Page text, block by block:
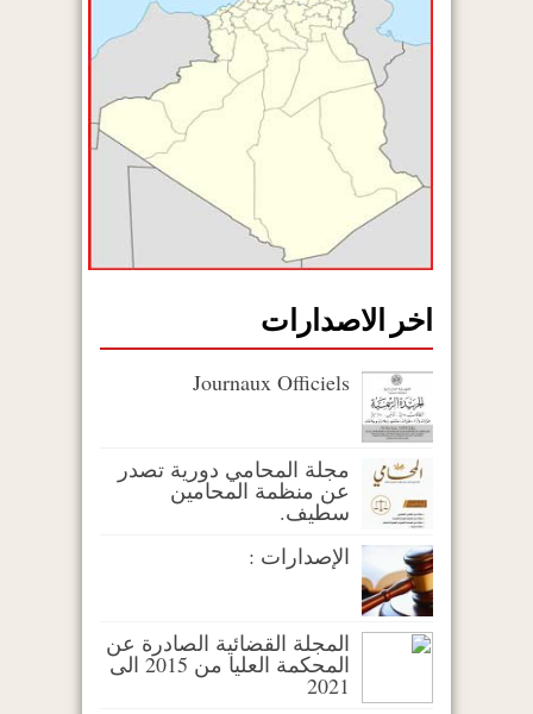
اخر الاصدارات
Journaux Officiels
مجلة المحامي دورية تصدر
عن منظمة المحامين
سطيف.
الإصدارات :
المجلة القضائية الصادرة عن
المحكمة العليا من 2015 الى
2021